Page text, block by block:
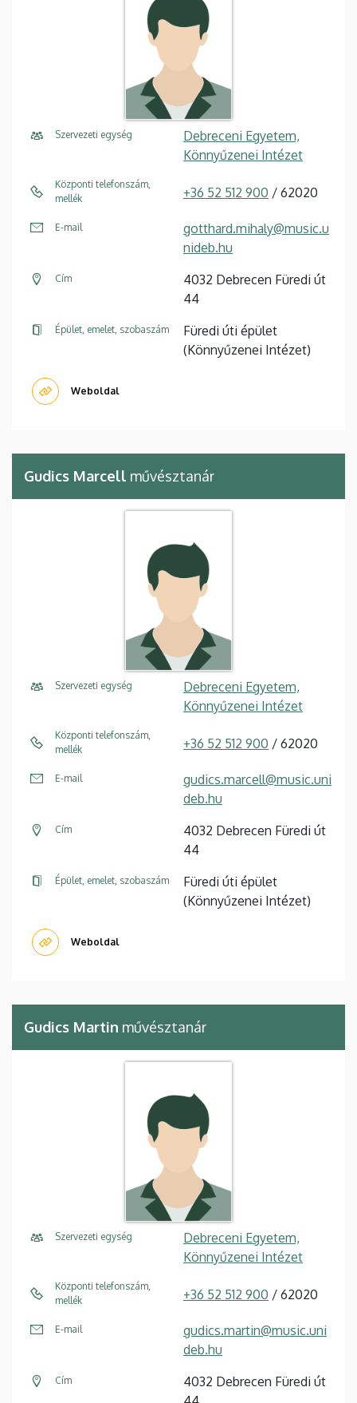
Szervezeti egység
Debreceni Egyetem,
Könnyűzenei Intézet
Központi telefonszám,
mellék
+36 52 512 900 / 62020
E-mail
gotthard.mihaly@music.u
nideb.hu
Cím
4032 Debrecen Füredi út
44
Épület, emelet, szobaszám
Füredi úti épület
(Könnyűzenei Intézet)
Weboldal
Gudics Marcell művésztanár
Szervezeti egység
Debreceni Egyetem,
Könnyűzenei Intézet
Központi telefonszám,
mellék
+36 52 512 900 / 62020
E-mail
gudics.marcell@music.uni
deb.hu
Cím
4032 Debrecen Füredi út
44
Épület, emelet, szobaszám
Füredi úti épület
(Könnyűzenei Intézet)
Weboldal
Gudics Martin művésztanár
Szervezeti egység
Debreceni Egyetem,
Könnyűzenei Intézet
Központi telefonszám,
mellék
+36 52 512 900 / 62020
E-mail
gudics.martin@music.uni
deb.hu
Cím
4032 Debrecen Füredi út